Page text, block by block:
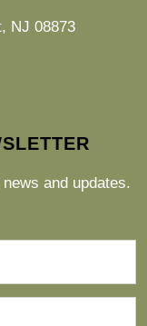
NJ 08873
and updates.